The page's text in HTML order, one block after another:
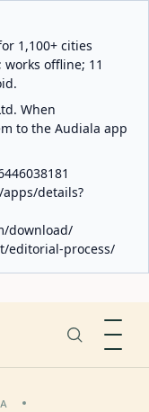
1,100+ cities
offline; 11
When
to the Audiala app
details?
download/
editorial-process/